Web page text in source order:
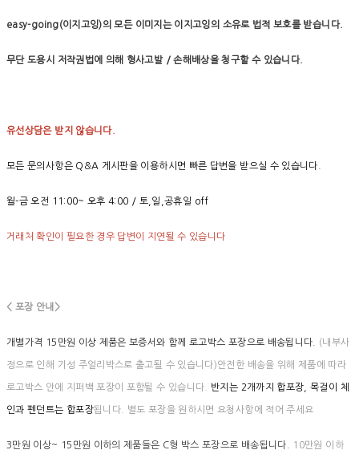
easy-going(이지고잉)의 모든 이미지는 이지고잉의 소유로 법적 보호를 받습니다.
무단 도용시 저작권법에 의해 형사고발 / 손해배상을 청구할 수 있습니다.
유선상담은 받지 않습니다.
모든 문의사항은 Q&A 게시판을 이용하시면 빠른 답변을 받으실 수 있습니다.
월-금 오전 11:00~ 오후 4:00 / 토,일,공휴일 off
거래처 확인이 필요한 경우 답변이 지연될 수 있습니다
< 포장 안내>
개별가격 15만원 이상 제품은 보증서와 함께 로고박스 포장으로 배송됩니다. (내부사
정으로 인해 기성 주얼리박스로 출고될 수 있습니다)안전한 배송을 위해 제품에 따라
로고박스 안에 지퍼백 포장이 포함될 수 있습니다. 반지는 2개까지 합포장, 목걸이 체
인과 펜던트는 합포장됩니다. 별도 포장을 원하시면 요청사항에 적어 주세요
3만원 이상~ 15만원 이하의 제품들은 C형 박스 포장으로 배송됩니다. 10만원 이하